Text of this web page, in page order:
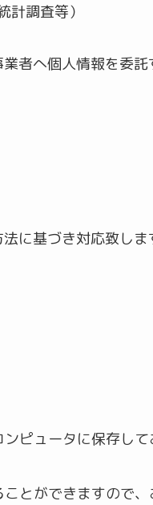
調査等）
者へ個人情報を委
に基づき対応致し
ピュータに保存し
とができますので